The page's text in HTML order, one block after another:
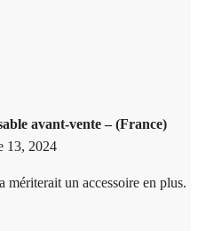
avant-vente – (France)
13, 2024
mériterait un accessoire en plus.